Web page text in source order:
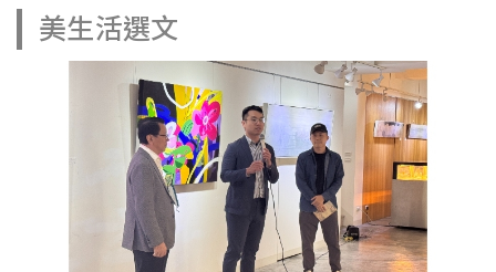
美生活選文